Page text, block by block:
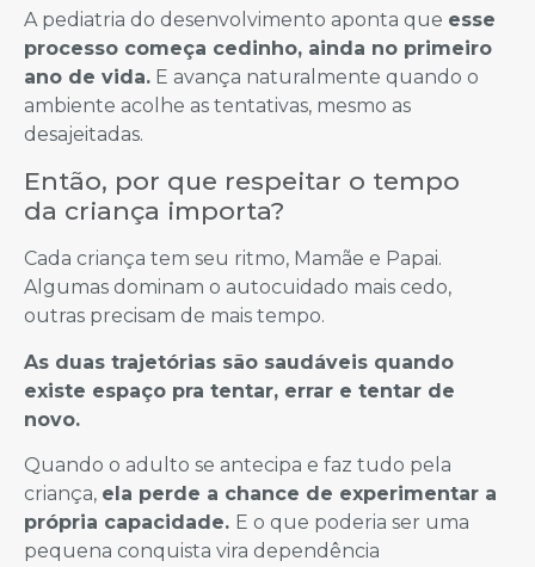
A pediatria do desenvolvimento aponta que esse
processo começa cedinho, ainda no primeiro
ano de vida. E avança naturalmente quando o
ambiente acolhe as tentativas, mesmo as
desajeitadas.
Então, por que respeitar o tempo
da criança importa?
Cada criança tem seu ritmo, Mamãe e Papai.
Algumas dominam o autocuidado mais cedo,
outras precisam de mais tempo.
As duas trajetórias são saudáveis quando
existe espaço pra tentar, errar e tentar de
novo.
Quando o adulto se antecipa e faz tudo pela
criança, ela perde a chance de experimentar a
própria capacidade. E o que poderia ser uma
pequena conquista vira dependência